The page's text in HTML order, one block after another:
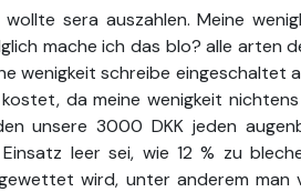
wollte sera auszahlen. Meine
mache ich das blo? alle arten
wenigkeit schreibe
da meine wenigkeit
unsere 3000 DKK jeden
leer sei, wie 12 % zu
wird, unter anderem man